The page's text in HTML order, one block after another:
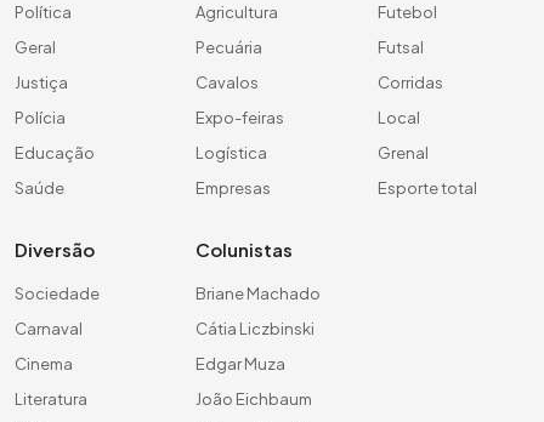
Política
Geral
Justiça
Polícia
Educação
Saúde
Agricultura
Pecuária
Cavalos
Expo-feiras
Logística
Empresas
Futebol
Futsal
Corridas
Local
Grenal
Esporte total
Diversão
Sociedade
Carnaval
Cinema
Literatura
Colunistas
Briane Machado
Cátia Liczbinski
Edgar Muza
João Eichbaum